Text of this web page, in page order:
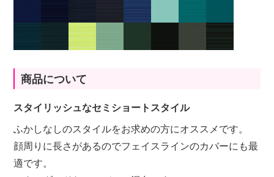
商品について
スタイリッシュなセミショートスタイル
ふかしなしのスタイルをお求めの方にオススメです。
顔周りに長さがあるのでフェイスラインのカバーにも最
適です。